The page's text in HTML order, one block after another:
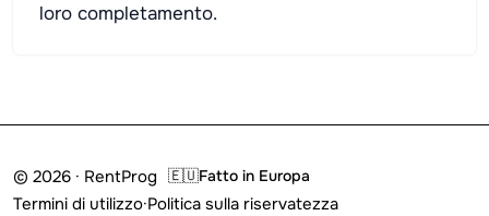
loro completamento.
© 2026 · RentProg 🇪🇺Fatto in Europa
Termini di utilizzo·Politica sulla riservatezza